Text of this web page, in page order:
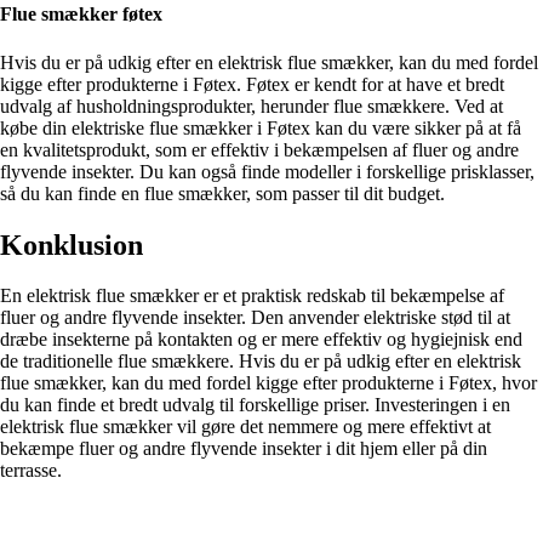
Flue smækker føtex
Hvis du er på udkig efter en elektrisk flue smækker, kan du med fordel
kigge efter produkterne i Føtex. Føtex er kendt for at have et bredt
udvalg af husholdningsprodukter, herunder flue smækkere. Ved at
købe din elektriske flue smækker i Føtex kan du være sikker på at få
en kvalitetsprodukt, som er effektiv i bekæmpelsen af fluer og andre
flyvende insekter. Du kan også finde modeller i forskellige prisklasser,
så du kan finde en flue smækker, som passer til dit budget.
Konklusion
En elektrisk flue smækker er et praktisk redskab til bekæmpelse af
fluer og andre flyvende insekter. Den anvender elektriske stød til at
dræbe insekterne på kontakten og er mere effektiv og hygiejnisk end
de traditionelle flue smækkere. Hvis du er på udkig efter en elektrisk
flue smækker, kan du med fordel kigge efter produkterne i Føtex, hvor
du kan finde et bredt udvalg til forskellige priser. Investeringen i en
elektrisk flue smækker vil gøre det nemmere og mere effektivt at
bekæmpe fluer og andre flyvende insekter i dit hjem eller på din
terrasse.